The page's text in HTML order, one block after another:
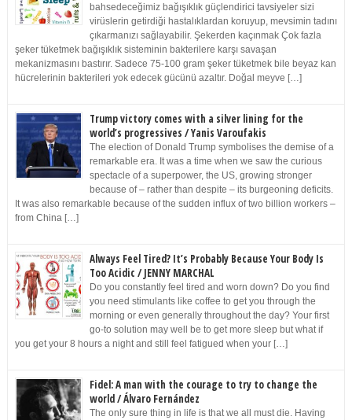
bahsedeceğimiz bağışıklık güçlendirici tavsiyeler sizi
virüslerin getirdiği hastalıklardan koruyup, mevsimin tadını
çıkarmanızı sağlayabilir. Şekerden kaçınmak Çok fazla
şeker tüketmek bağışıklık sisteminin bakterilere karşı savaşan
mekanizmasını bastırır. Sadece 75-100 gram şeker tüketmek bile beyaz kan
hücrelerinin bakterileri yok edecek gücünü azaltır. Doğal meyve […]
Trump victory comes with a silver lining for the
world’s progressives / Yanis Varoufakis
The election of Donald Trump symbolises the demise of a
remarkable era. It was a time when we saw the curious
spectacle of a superpower, the US, growing stronger
because of – rather than despite – its burgeoning deficits.
It was also remarkable because of the sudden influx of two billion workers –
from China […]
Always Feel Tired? It’s Probably Because Your Body Is
Too Acidic / JENNY MARCHAL
Do you constantly feel tired and worn down? Do you find
you need stimulants like coffee to get you through the
morning or even generally throughout the day? Your first
go-to solution may well be to get more sleep but what if
you get your 8 hours a night and still feel fatigued when your […]
Fidel: A man with the courage to try to change the
world / Álvaro Fernández
The only sure thing in life is that we all must die. Having